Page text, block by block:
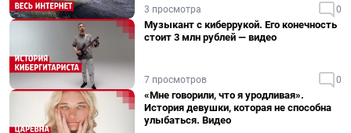
3 просмотра 0
Музыкант с киберрукой. Его конечность
стоит 3 млн рублей — видео
7 просмотров 0
«Мне говорили, что я уродливая».
История девушки, которая не способна
улыбаться. Видео